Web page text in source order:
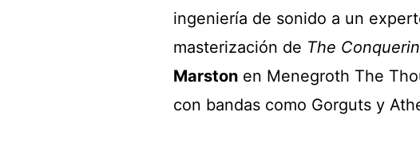
ingeniería de sonido a un
masterización de The
Marston en Menegroth The
con bandas como Gorguts y